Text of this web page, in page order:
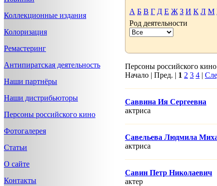
Коллекционные издания
Колоризация
Ремастеринг
Антипиратская деятельность
Наши партнёры
Наши дистрибьюторы
Персоны российского кино
Фотогалерея
Статьи
О сайте
Контакты
Fakeidlist -
Здесь, вhttps://
стандартам. Если мы
продавца ID, пока все
А Б В Г Д Е Ж З И К Л М
Род деятельности
Персоны российского
Начало | Пред. | 1 2 3 4 |
Саввина Ия Сергеевна
актриса
Савельева Людмила
актриса
Савин Петр Николаевич
актер